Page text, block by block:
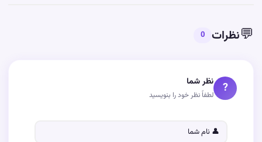
💬نظرات 0
? نظر شما
لطفاً نظر خود را بنویسید